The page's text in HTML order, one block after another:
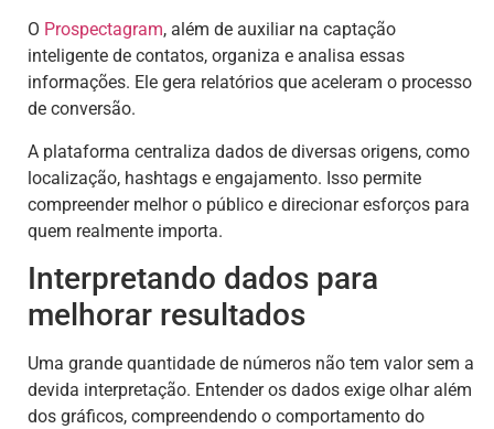
O Prospectagram, além de auxiliar na captação
inteligente de contatos, organiza e analisa essas
informações. Ele gera relatórios que aceleram o processo
de conversão.
A plataforma centraliza dados de diversas origens, como
localização, hashtags e engajamento. Isso permite
compreender melhor o público e direcionar esforços para
quem realmente importa.
Interpretando dados para
melhorar resultados
Uma grande quantidade de números não tem valor sem a
devida interpretação. Entender os dados exige olhar além
dos gráficos, compreendendo o comportamento do